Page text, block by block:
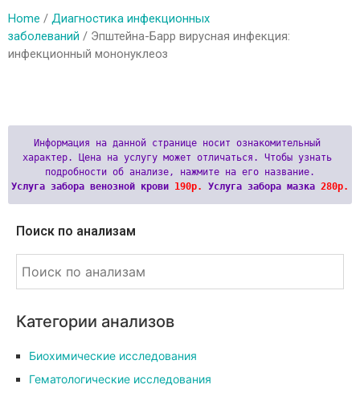
Home / Диагностика инфекционных
заболеваний / Эпштейна-Барр вирусная инфекция:
инфекционный мононуклеоз
Информация на данной странице носит ознакомительный
характер. Цена на услугу может отличаться. Чтобы узнать
Услуга забора венозной крови 190р. Услуга забора мазка 280р.
Поиск по анализам
Категории анализов
Биохимические исследования
Гематологические исследования